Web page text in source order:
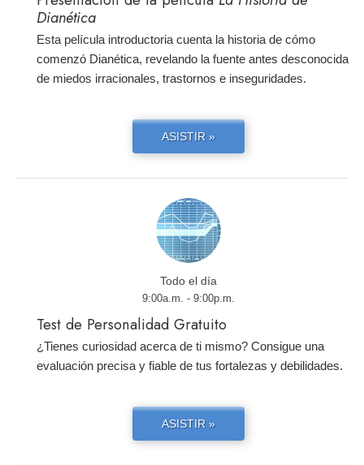
Dianética
Esta película introductoria cuenta la historia de cómo
comenzó Dianética, revelando la fuente antes desconocida
de miedos irracionales, trastornos e inseguridades.
ASISTIR »
Todo el día
9:00a.m. - 9:00p.m.
Test de Personalidad Gratuito
¿Tienes curiosidad acerca de ti mismo? Consigue una
evaluación precisa y fiable de tus fortalezas y debilidades.
ASISTIR »